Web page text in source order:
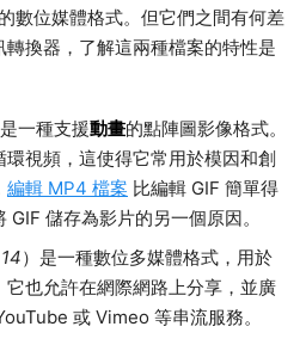
數位媒體格式。但它們之間有何差
換器，了解這兩種檔案的特性是
一種支援動畫的點陣圖影像格式。
視頻，這使得它常用於模因和創
編輯 MP4 檔案 比編輯 GIF 簡單得
儲存為影片的另一個原因。
）是一種數位多媒體格式，用於
它也允許在網際網路上分享，並廣
或 Vimeo 等串流服務。